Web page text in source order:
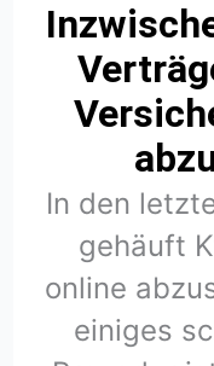
In den
gehäuft
online
einiges